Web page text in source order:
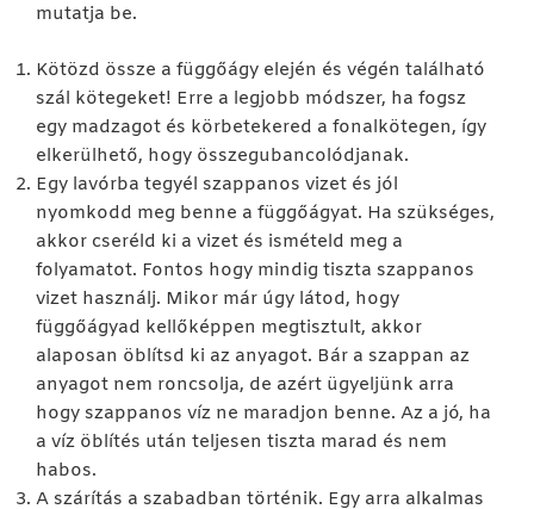
mutatja be.
Kötözd össze a függőágy elején és végén található
szál kötegeket! Erre a legjobb módszer, ha fogsz
egy madzagot és körbetekered a fonalkötegen, így
elkerülhető, hogy összegubancolódjanak.
Egy lavórba tegyél szappanos vizet és jól
nyomkodd meg benne a függőágyat. Ha szükséges,
akkor cseréld ki a vizet és ismételd meg a
folyamatot. Fontos hogy mindig tiszta szappanos
vizet használj. Mikor már úgy látod, hogy
függőágyad kellőképpen megtisztult, akkor
alaposan öblítsd ki az anyagot. Bár a szappan az
anyagot nem roncsolja, de azért ügyeljünk arra
hogy szappanos víz ne maradjon benne. Az a jó, ha
a víz öblítés után teljesen tiszta marad és nem
habos.
A szárítás a szabadban történik. Egy arra alkalmas